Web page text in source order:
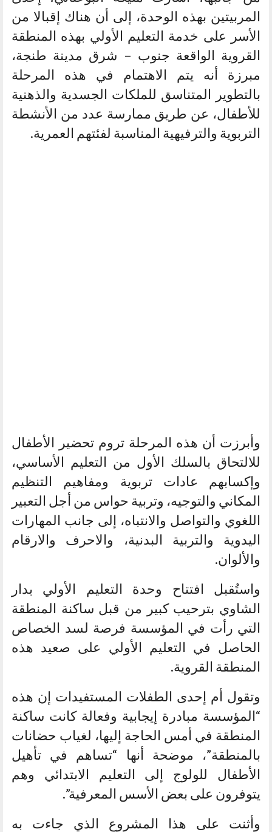
المربيتين بهذه الوحدة، إلى أن هناك إقبالا من
الأسر على خدمة التعليم الأولي بهذه المنطقة
القروية الواقعة جنوب – شرق مدينة طنجة،
مبرزة أنه يتم الاهتمام في هذه المرحلة
بالتطوير المتناسق للملكات الجسدية والذهنية
للأطفال، عن طريق ممارسة عدد من الأنشطة
التربوية والترفيهية المناسبة لفئتهم العمرية.
وأبرزت أن هذه المرحلة تروم تحضير الأطفال
للالتحاق بالسلك الأول من التعليم الأساسي،
وإكسابهم عادات تربوية ومفاهيم التنظيم
المكاني والتوجيه، وتربية حواس من أجل التعبير
اللغوي والتواصل والانتباه، إلى جانب المهارات
اليدوية والتربية البدنية، والاحرف والارقام
والألوان.
واستُقبل افتتاح وحدة التعليم الأولي بدار
الشاوي بترحيب كبير من قبل ساكنة المنطقة
التي رأت في المؤسسة فرصة لسد الخصاص
الحاصل في التعليم الأولي على صعيد هذه
المنطقة القروية.
وتقول أم إحدى الطفلات المستفيدات إن هذه
“المؤسسة مبادرة إيجابية وفعالة كانت ساكنة
المنطقة في أمس الحاجة إليها، لغياب حضانات
بالمنطقة”، موضحة أنها “تساهم في تأهيل
الأطفال للولوج إلى التعليم الابتدائي وهم
يتوفرون على بعض الأسس المعرفية”.
وأثنت على هذا المشروع الذي جاءت به